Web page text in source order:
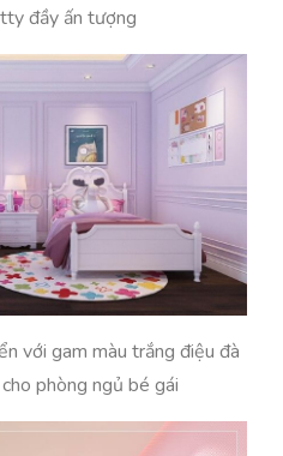
đầy ấn tượng
với gam màu trắng điệu đà
phòng ngủ bé gái